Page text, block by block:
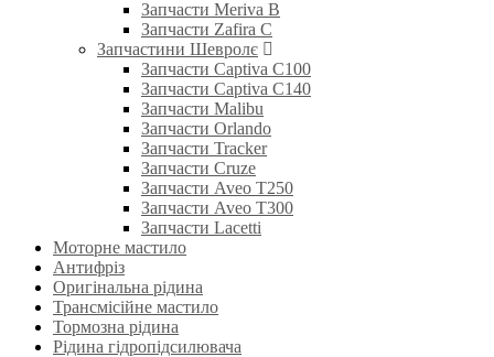
Запчасти Meriva B
Запчасти Zafira C
Запчастини Шевролє
Запчасти Captiva C100
Запчасти Captiva C140
Запчасти Malibu
Запчасти Orlando
Запчасти Tracker
Запчасти Cruze
Запчасти Aveo T250
Запчасти Aveo T300
Запчасти Lacetti
Моторне мастило
Антифріз
Оригінальна рідина
Трансмісійне мастило
Тормозна рідина
Рідина гідропідсилювача